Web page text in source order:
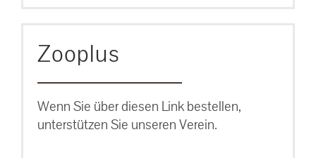
Zooplus
Wenn Sie über diesen Link bestellen,
unterstützen Sie unseren Verein.